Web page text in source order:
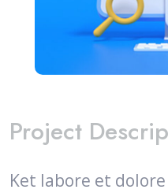
Project
Ket labore et